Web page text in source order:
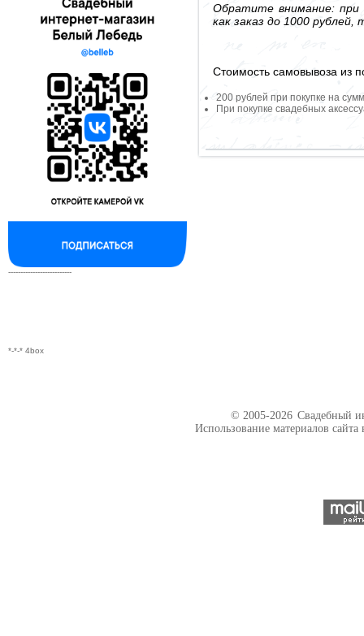
--------------------------
*-*-* 4box
Обратите внимание: при
как заказ до 1000
Стоимость самовывоза из
200 рублей при покупке на
При покупке свадебных
© 2005-2026 Свадебный
Использование материалов